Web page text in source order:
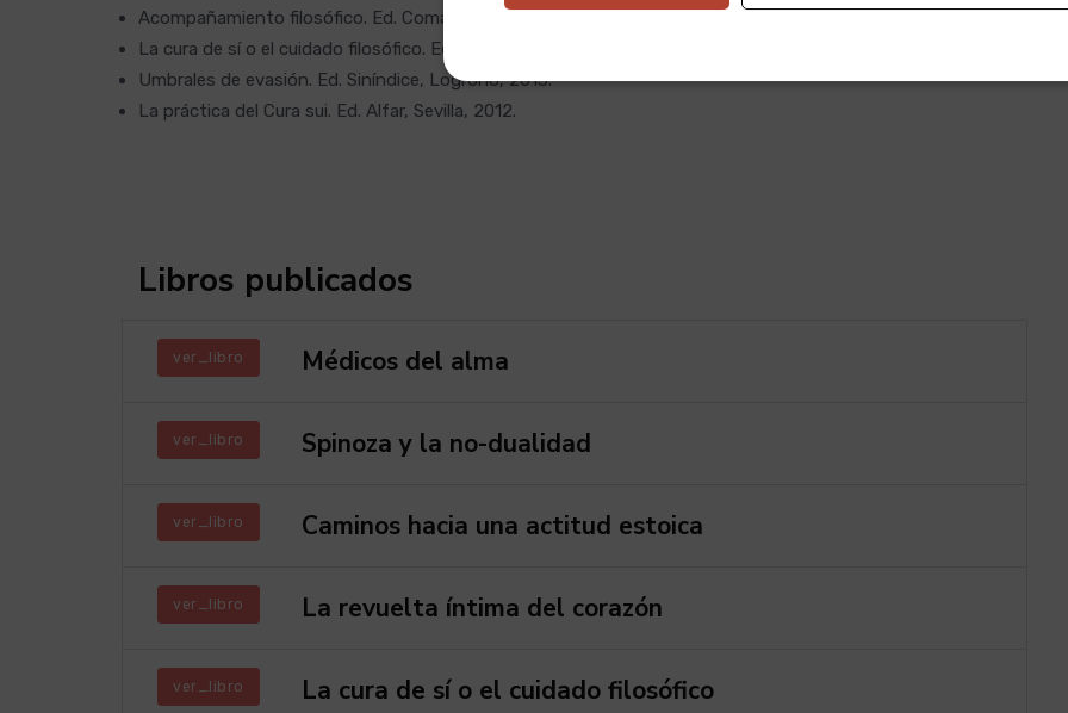
Acompañamiento filosófico. Ed. Comanegra, Barcelona, 2017.
La cura de sí o el cuidado filosófico. Ed. Icaria, Barcelona, 2016.
Umbrales de evasión. Ed. Siníndice, Logroño, 2013.
La práctica del Cura sui. Ed. Alfar, Sevilla, 2012.
Libros publicados
ver_libro Médicos del alma
ver_libro Spinoza y la no-dualidad
ver_libro Caminos hacia una actitud estoica
ver_libro La revuelta íntima del corazón
ver_libro La cura de sí o el cuidado filosófico